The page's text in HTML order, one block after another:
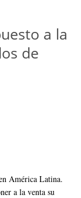
a la
de
América Latina.
a la venta su